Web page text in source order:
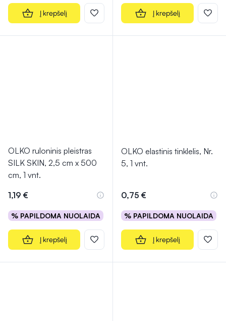
Į krepšelį Į krepšelį
OLKO ruloninis pleistras
SILK SKIN, 2,5 cm x 500
cm, 1 vnt.
1,19 €
% PAPILDOMA NUOLAIDA
Į krepšelį
OLKO elastinis tinklelis, Nr.
5, 1 vnt.
0,75 €
% PAPILDOMA NUOLAIDA
Į krepšelį